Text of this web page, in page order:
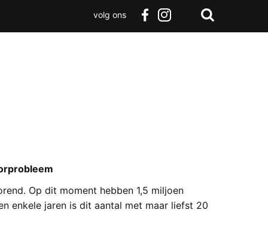
volg ons
Op dit moment hebben 1,5 miljoen
enkele jaren is dit aantal met maar liefst 20
Zoeken
Terug